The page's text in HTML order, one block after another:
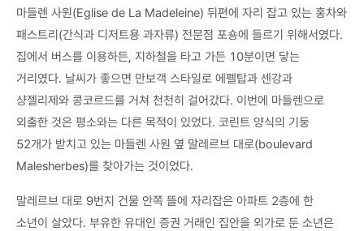
마들렌 사원(Eglise de La Madeleine) 뒤편에 자리 잡고 있는 홍차와
패스트리(간식과 디저트용 과자류) 전문점 포숑에 들르기 위해서였다.
집에서 버스를 이용하든, 지하철을 타고 가든 10분이면 닿는
거리였다. 날씨가 좋으면 만보객 스타일로 에펠탑과 센강과
샹젤리제와 콩코르드를 거쳐 천천히 걸어갔다. 이번에 마들렌으로
외출한 것은 평소와는 다른 목적이 있었다. 코린트 양식의 기둥
52개가 받치고 있는 마들렌 사원 옆 말레르브 대로(boulevard
Malesherbes)를 찾아가는 것이었다.
말레르브 대로 9번지 건물 안쪽 뜰에 자리잡은 아파트 2층에 한
소년이 살았다. 부유한 유대인 증권 거래인 집안을 외가로 둔 소년은